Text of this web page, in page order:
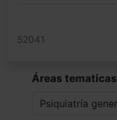
52041
Áreas tematicas